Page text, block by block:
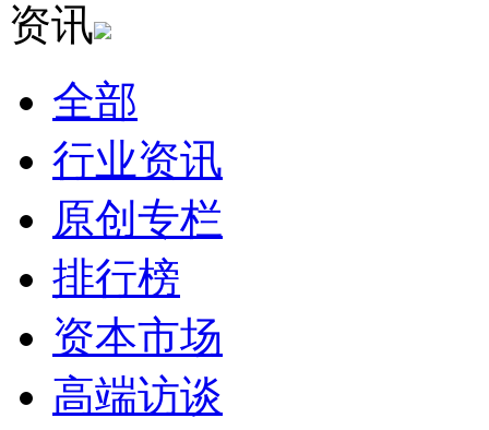
资讯
全部
行业资讯
原创专栏
排行榜
资本市场
高端访谈